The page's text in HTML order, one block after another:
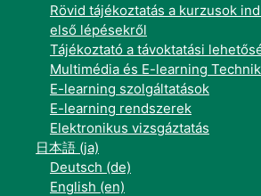
Rövid tájékoztatás a kurzusok
első lépésekről
Tájékoztató a távoktatási
Multimédia és E-learning
E-learning szolgáltatások
E-learning rendszerek
Elektronikus vizsgáztatás
日本語 ‎(ja)‎
Deutsch ‎(de)‎
English ‎(en)‎